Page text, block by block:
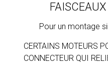
Pour un montage
CERTAINS MOTEURS
CONNECTEUR QUI